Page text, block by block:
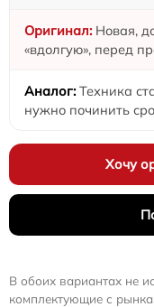
Новая,
«вдолгую», перед
Техника
нужно починить
Хочу
В обоих вариантах не
комплектующие с